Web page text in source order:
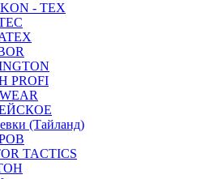
- TEX
PROFI
(Тайланд)
TACTICS